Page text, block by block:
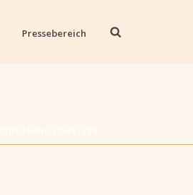
Pressebereich